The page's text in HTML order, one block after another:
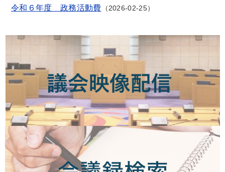
令和６年度 政務活動費 2026-02-25